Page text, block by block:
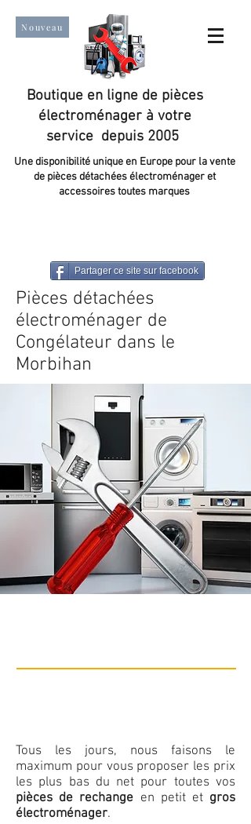
Nouveau
Boutique en ligne de pièces
électroménager à votre
service depuis 2005
Une disponibilité unique en Europe pour la vente
de pièces détachées électroménager et
accessoires toutes marques
Partager ce site sur facebook
Pièces détachées
électroménager de
Congélateur dans le
Morbihan
Tous les jours, nous faisons le
maximum pour vous proposer les prix
les plus bas du net pour toutes vos
pièces de rechange en petit et gros
électroménager.